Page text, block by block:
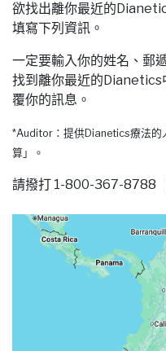
欲找出離你最近的
填寫下列資訊。
一定要輸入你的姓名、郵
找到離你最近的
覆你的訊息。
*Auditor：提供Dianetics療法的
算」。
請撥打 1-800-367-8788